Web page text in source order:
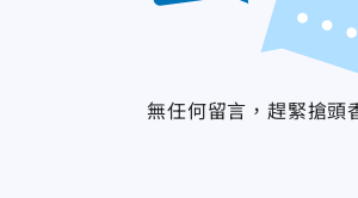
無任何留言，趕緊搶頭